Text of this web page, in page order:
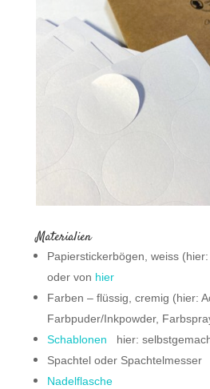
Materialien
Papierstickerbögen, weiss
oder von hier
Farben – flüssig, cremig (hier:
Farbpuder/Inkpowder,
Schablonen
hier:
Spachtel oder Spachtelmesser
Nadelflasche